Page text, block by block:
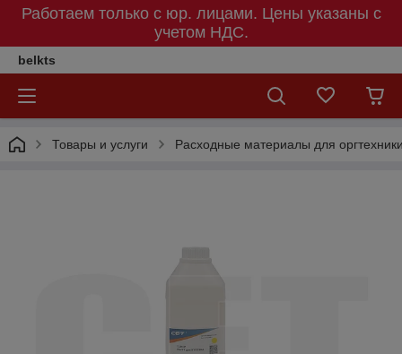
Работаем только с юр. лицами. Цены указаны c
учетом НДС.
belkts
Товары и услуги Расходные материалы для